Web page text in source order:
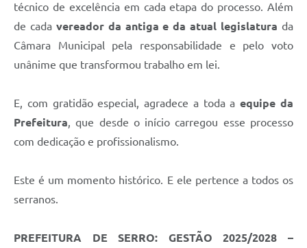
técnico de excelência em cada etapa do processo. Além
de cada vereador da antiga e da atual legislaturada
Câmara Municipal pela responsabilidade e pelo voto
unânime que transformou trabalho em lei.
E, com gratidão especial, agradece a toda aequipe da
Prefeitura, que desde o início carregou esse processo
com dedicação e profissionalismo.
Este é um momento histórico. E ele pertence a todos os
serranos.
PREFEITURA DE SERRO: GESTÃO 2025/2028 –